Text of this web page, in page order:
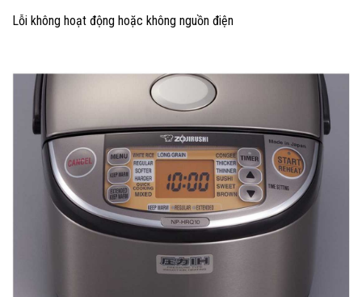
Lỗi không hoạt động hoặc không nguồn điện